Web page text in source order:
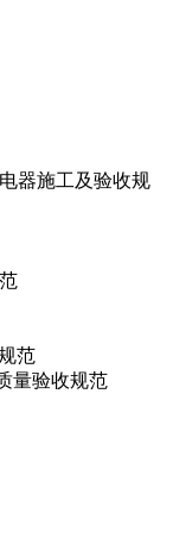
器施工及验收规
范
量验收规范